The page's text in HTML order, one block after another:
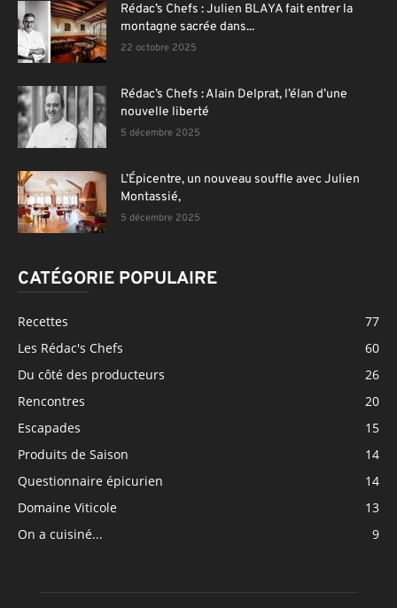
Rédac’s Chefs : Julien BLAYA fait entrer la
montagne sacrée dans...
22 octobre 2025
Rédac’s Chefs : Alain Delprat, l’élan d’une
nouvelle liberté
5 décembre 2025
L’Épicentre, un nouveau souffle avec Julien
Montassié,
5 décembre 2025
CATÉGORIE POPULAIRE
Recettes
77
Les Rédac's Chefs
60
Du côté des producteurs
26
Rencontres
20
Escapades
15
Produits de Saison
14
Questionnaire épicurien
14
Domaine Viticole
13
On a cuisiné...
9